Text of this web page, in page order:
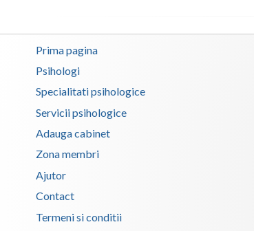
Prima pagina
Psihologi
Specialitati psihologice
Servicii psihologice
Adauga cabinet
Zona membri
Ajutor
Contact
Termeni si conditii